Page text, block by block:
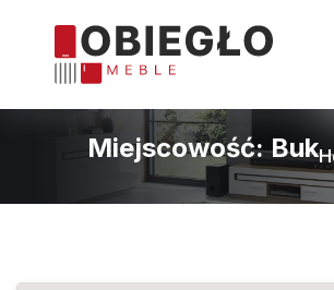
Miejscowość:Buk